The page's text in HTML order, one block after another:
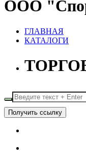
ООО
ГЛАВНАЯ
КАТАЛОГИ
Получить ссылку